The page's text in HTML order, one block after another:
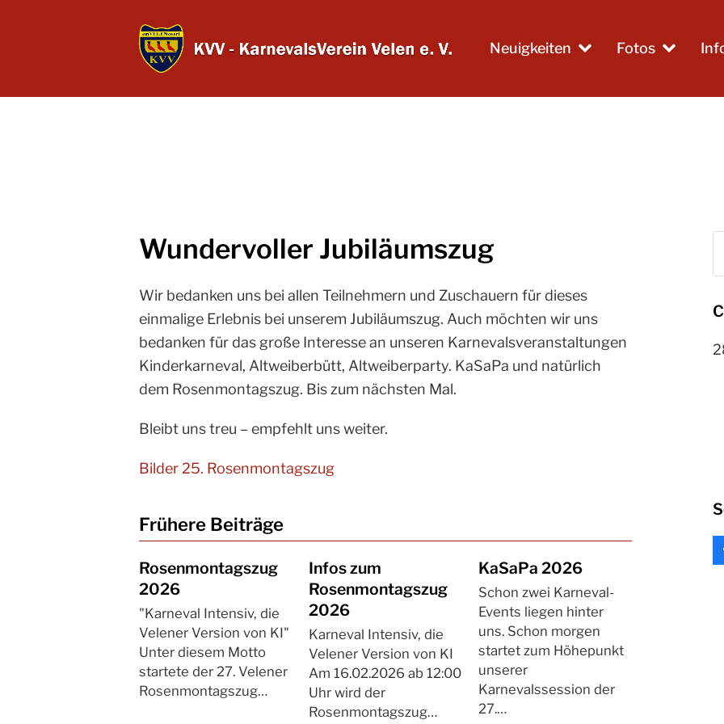
Neuigkeiten Fotos
Wundervoller Jubiläumszug
Wir bedanken uns bei allen Teilnehmern und Zuschauern für dieses
einmalige Erlebnis bei unserem Jubiläumszug. Auch möchten wir uns
bedanken für das große Interesse an unseren Karnevalsveranstaltungen
Kinderkarneval, Altweiberbütt, Altweiberparty. KaSaPa und natürlich
dem Rosenmontagszug. Bis zum nächsten Mal.
Bleibt uns treu – empfehlt uns weiter.
Bilder 25. Rosenmontagszug
Frühere Beiträge
Rosenmontagszug
2026
"Karneval Intensiv, die
Velener Version von KI"
Unter diesem Motto
startete der 27. Velener
Rosenmontagszug…
Infos zum
Rosenmontagszug
2026
Karneval Intensiv, die
Velener Version von KI
Am 16.02.2026 ab 12:00
Uhr wird der
Rosenmontagszug…
KaSaPa 2026
Schon zwei Karneval-
Events liegen hinter
uns. Schon morgen
startet zum Höhepunkt
unserer
Karnevalssession der
27.…